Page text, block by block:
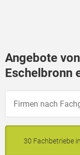
Angebote
Eschelbronn
30 Fachbetriebe